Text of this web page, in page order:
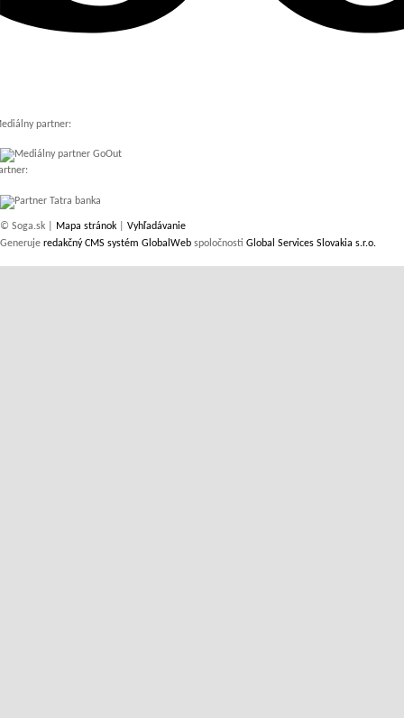
partner:
© Soga.sk | Mapa stránok
Vyhľadávanie
Generuje redakčný CMS systém GlobalWeb spoločnosti Global Services Slovakia s.r.o.